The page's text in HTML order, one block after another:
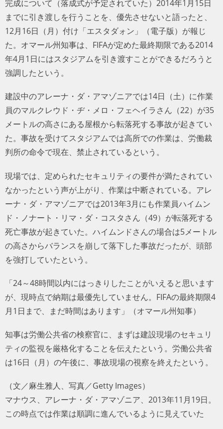
完成について（落成式が予定されていた）2014年1月15日
までに引き渡しを行うことを、優先させないと語ったと、
12月16日（月）付け「エスタダォン」（電子版）が報じ
た。オマール州知事は、FIFAが定めた最終期限である2014
年4月1日にはスタジアムを引き渡すことができるだろうと
強調したという。
建設中のアレーナ・ダ・アマゾニアでは14日（土）に作業
員のマルクレウド・ヂ・メロ・フェヘイラさん（22）が35
メートルの高さにある屋根から転落死する事故が起きてい
た。事故を受けてスタジアムでは高所での作業は、労働裁
判所の命令で現在、禁止されているという。
現場では、定められたセキュリティの要件が満たされてい
なかったという声が上がり、作業は中断されている。アレ
ーナ・ダ・アマゾニアでは2013年3月にも作業員ハイムン
ド・ノナート・リマ・ダ・コスタさん（49）が転落死する
死亡事故が起きていた。ハイムンドさんの場合は5メートル
の高さからバランスを崩して落下した事故だったが、頭部
を強打していたという。
「24～48時間以内にはっきりしたことがいえると思います
が、現時点で納期は最優先していません。FIFAの最終期限4
月1日まで、まだ時間はあります」（オマール州知事）
知事は労働公共省の検察官に、まずは建設現場のセキュリ
ティの監視を厳格化することを伝えたという。労働公共省
は16日（月）の午後に、事故現場の視察を終えたという。
（文／麻生雅人、写真／Getty Images）
マナウス、アレーナ・ダ・アマゾニア、2013年11月19日。
この時点では作業は順調に進んでいるように見えていた